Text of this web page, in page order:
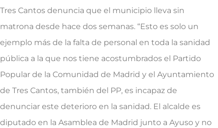
Tres Cantos denuncia que el municipio lleva sin
matrona desde hace dos semanas. “Esto es solo un
ejemplo más de la falta de personal en toda la sanidad
pública a la que nos tiene acostumbrados el Partido
Popular de la Comunidad de Madrid y el Ayuntamiento
de Tres Cantos, también del PP, es incapaz de
denunciar este deterioro en la sanidad. El alcalde es
diputado en la Asamblea de Madrid junto a Ayuso y no